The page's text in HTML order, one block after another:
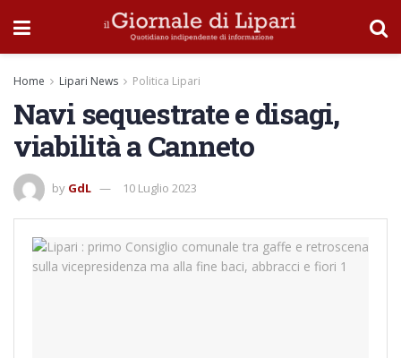
Home Lipari News Politica Lipari
Navi sequestrate e disagi,
viabilità a Canneto
by GdL 10 Luglio 2023